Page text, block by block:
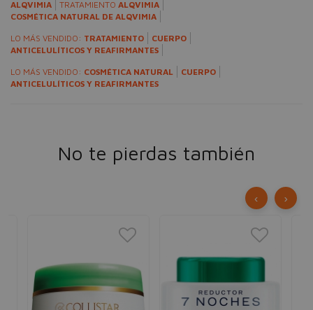
ALQVIMIA TRATAMIENTO ALQVIMIA
COSMÉTICA NATURAL DE ALQVIMIA
LO MÁS VENDIDO: TRATAMIENTO
CUERPO
ANTICELULÍTICOS Y REAFIRMANTES
LO MÁS VENDIDO: COSMÉTICA NATURAL
CUERPO
ANTICELULÍTICOS Y REAFIRMANTES
No te pierdas también
‹ ›